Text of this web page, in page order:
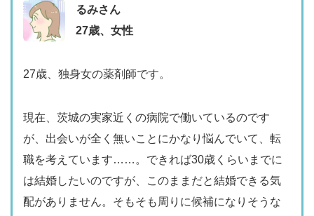
るみさん
27歳、女性
27歳、独身女の薬剤師です。
現在、茨城の実家近くの病院で働いているのです
が、出会いが全く無いことにかなり悩んでいて、転
職を考えています……。できれば30歳くらいまでに
は結婚したいのですが、このままだと結婚できる気
配がありません。そもそも周りに候補になりそうな